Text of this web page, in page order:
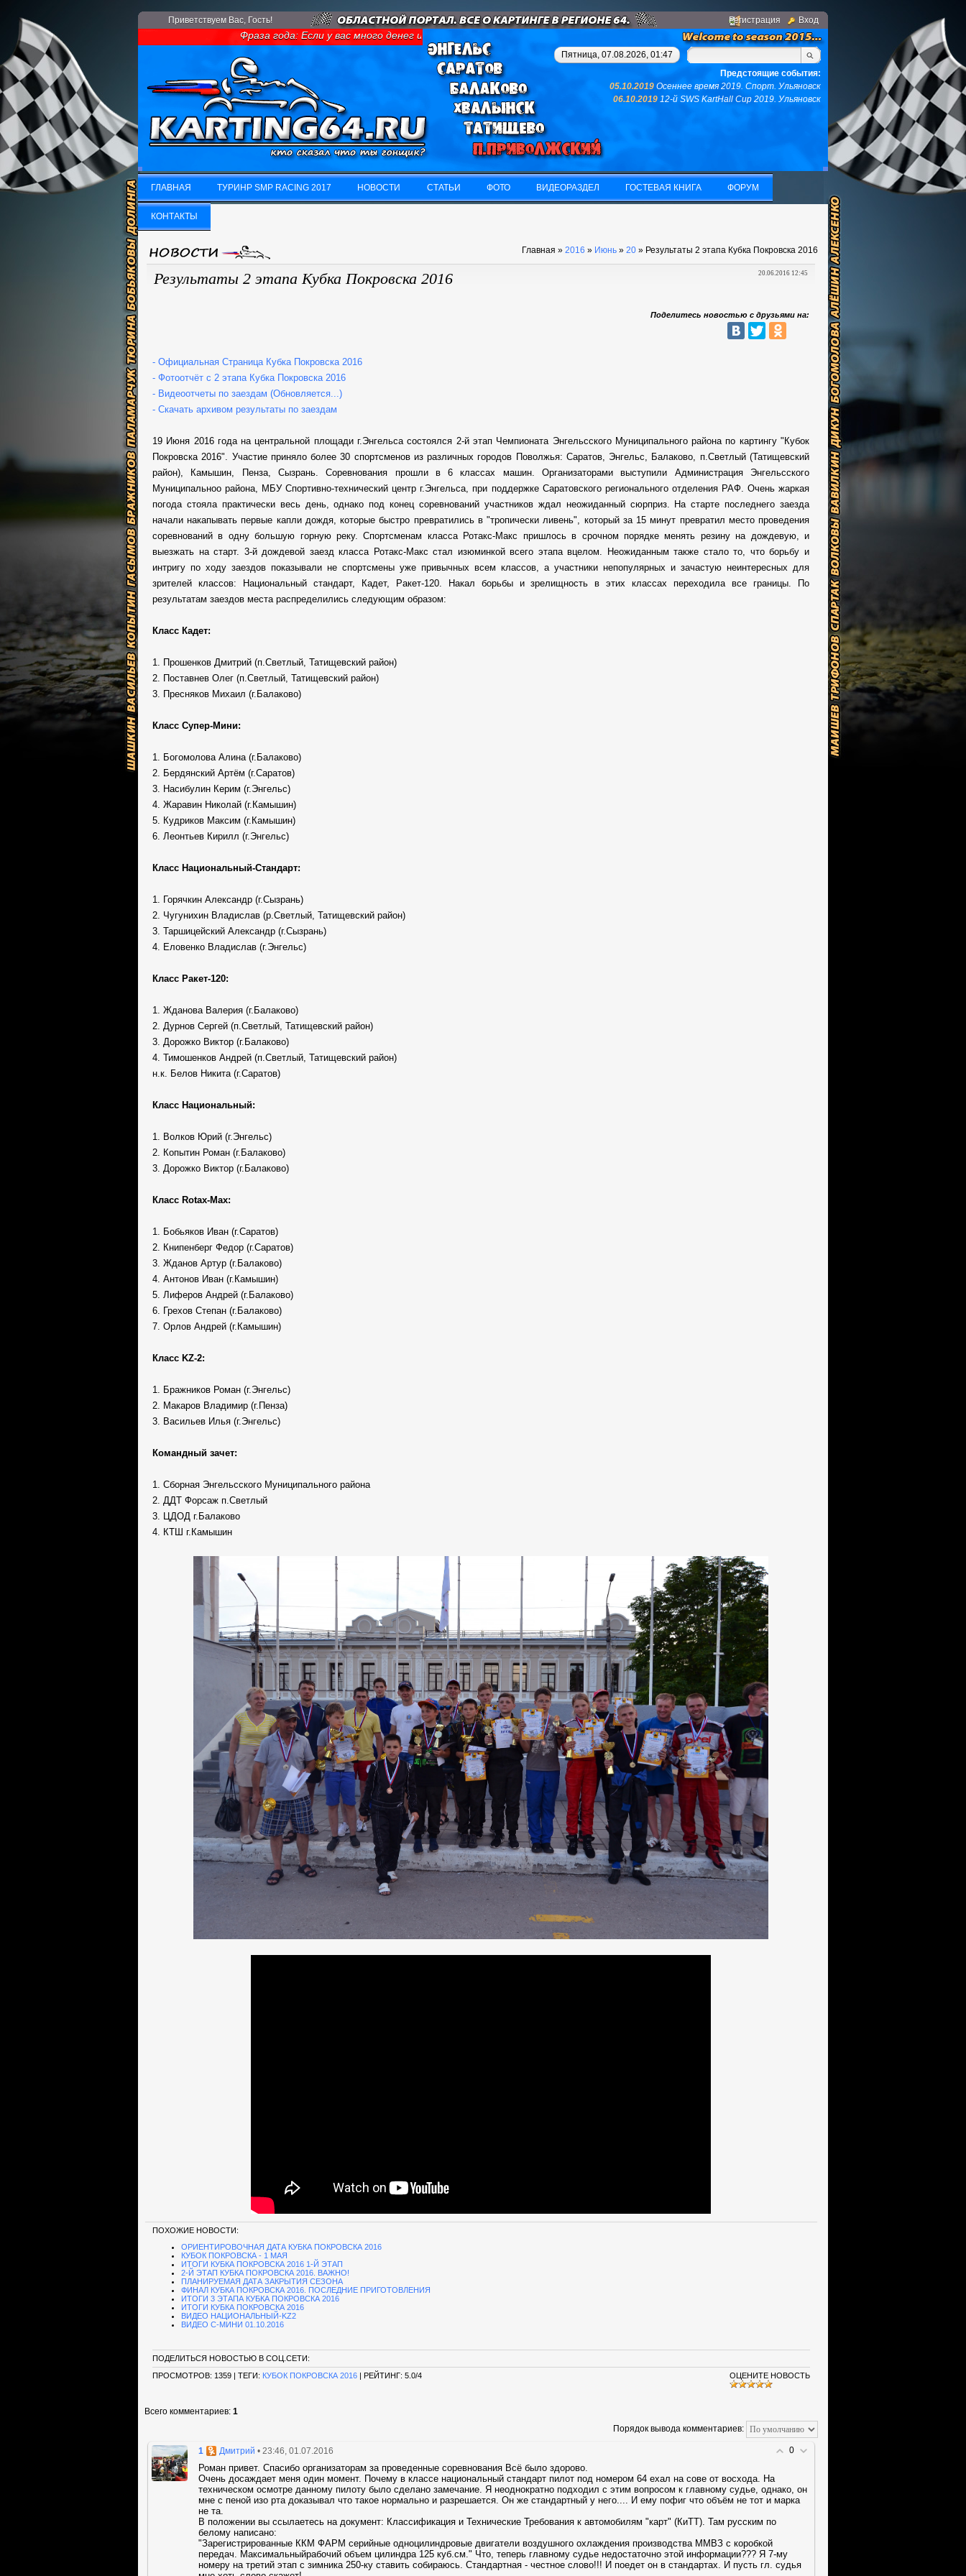
Приветствуем Вас, Гость! Регистрация Вход
Фраза года: Если у вас много денег и свободного времени - займитесь картингом, у вас не останется ни того ни другого...(с)интернет. Фраза
Пятница, 07.08.2026, 01:47
Предстоящие события:
05.10.2019 Осеннее время 2019. Спорт. Ульяновск
06.10.2019 12-й SWS KartHall Cup 2019. Ульяновск
ГЛАВНАЯ
ГЛАВНАЯ
ТУРИНР SMP RACING 2017 НОВОСТИ СТАТЬИ ФОТО ВИДЕОРАЗДЕЛ ГОСТЕВАЯ КНИГА ФОРУМ
КОНТАКТЫ
Главная » 2016 » Июнь » 20 » Результаты 2 этапа Кубка Покровска 2016
20.06.2016 12:45
Результаты 2 этапа Кубка Покровска 2016
Поделитесь новостью с друзьями на:
- Официальная Страница Кубка Покровска 2016
- Фотоотчёт с 2 этапа Кубка Покровска 2016
- Видеоотчеты по заездам (Обновляется...)
- Скачать архивом результаты по заездам
19 Июня 2016 года на центральной площади г.Энгельса состоялся 2-й этап Чемпионата Энгельсского Муниципального района по картингу "Кубок
Покровска 2016". Участие приняло более 30 спортсменов из различных городов Поволжья: Саратов, Энгельс, Балаково, п.Светлый (Татищевский
район), Камышин, Пенза, Сызрань. Соревнования прошли в 6 классах машин. Организаторами выступили Администрация Энгельсского
Муниципальноо района, МБУ Спортивно-технический центр г.Энгельса, при поддержке Саратовского регионального отделения РАФ. Очень жаркая
погода стояла практически весь день, однако под конец соревнований участников ждал неожиданный сюрприз. На старте последнего заезда
начали накапывать первые капли дождя, которые быстро превратились в "тропически ливень", который за 15 минут превратил место проведения
соревнований в одну большую горную реку. Спортсменам класса Ротакс-Макс пришлось в срочном порядке менять резину на дождевую, и
выезжать на старт. 3-й дождевой заезд класса Ротакс-Макс стал изюминкой всего этапа вцелом. Неожиданным также стало то, что борьбу и
интригу по ходу заездов показывали не спортсмены уже привычных всем классов, а участники непопулярных и зачастую неинтересных для
зрителей классов: Национальный стандарт, Кадет, Ракет-120. Накал борьбы и зрелищность в этих классах переходила все границы. По
результатам заездов места распределились следующим образом:
Класс Кадет:
1. Прошенков Дмитрий (п.Светлый, Татищевский район)
2. Поставнев Олег (п.Светлый, Татищевский район)
3. Пресняков Михаил (г.Балаково)
Класс Супер-Мини:
1. Богомолова Алина (г.Балаково)
2. Бердянский Артём (г.Саратов)
3. Насибулин Керим (г.Энгельс)
4. Жаравин Николай (г.Камышин)
5. Кудриков Максим (г.Камышин)
6. Леонтьев Кирилл (г.Энгельс)
Класс Национальный-Стандарт:
1. Горячкин Александр (г.Сызрань)
2. Чугунихин Владислав (р.Светлый, Татищевский район)
3. Таршицейский Александр (г.Сызрань)
4. Еловенко Владислав (г.Энгельс)
Класс Ракет-120:
1. Жданова Валерия (г.Балаково)
2. Дурнов Сергей (п.Светлый, Татищевский район)
3. Дорожко Виктор (г.Балаково)
4. Тимошенков Андрей (п.Светлый, Татищевский район)
н.к. Белов Никита (г.Саратов)
Класс Национальный:
1. Волков Юрий (г.Энгельс)
2. Копытин Роман (г.Балаково)
3. Дорожко Виктор (г.Балаково)
Класс Rotax-Max:
1. Бобьяков Иван (г.Саратов)
2. Книпенберг Федор (г.Саратов)
3. Жданов Артур (г.Балаково)
4. Антонов Иван (г.Камышин)
5. Лиферов Андрей (г.Балаково)
6. Грехов Степан (г.Балаково)
7. Орлов Андрей (г.Камышин)
Класс KZ-2:
1. Бражников Роман (г.Энгельс)
2. Макаров Владимир (г.Пенза)
3. Васильев Илья (г.Энгельс)
Командный зачет:
1. Сборная Энгельсского Муниципального района
2. ДДТ Форсаж п.Светлый
3. ЦДОД г.Балаково
4. КТШ г.Камышин
ПОХОЖИЕ НОВОСТИ:
ОРИЕНТИРОВОЧНАЯ ДАТА КУБКА ПОКРОВСКА 2016
КУБОК ПОКРОВСКА - 1 МАЯ
ИТОГИ КУБКА ПОКРОВСКА 2016 1-Й ЭТАП
2-Й ЭТАП КУБКА ПОКРОВСКА 2016. ВАЖНО!
ПЛАНИРУЕМАЯ ДАТА ЗАКРЫТИЯ СЕЗОНА
ФИНАЛ КУБКА ПОКРОВСКА 2016. ПОСЛЕДНИЕ ПРИГОТОВЛЕНИЯ
ИТОГИ 3 ЭТАПА КУБКА ПОКРОВСКА 2016
ИТОГИ КУБКА ПОКРОВСКА 2016
ВИДЕО НАЦИОНАЛЬНЫЙ-KZ2
ВИДЕО С-МИНИ 01.10.2016
ПОДЕЛИТЬСЯ НОВОСТЬЮ В СОЦ.СЕТИ:
ОЦЕНИТЕ НОВОСТЬ
ПРОСМОТРОВ: 1359 | ТЕГИ: КУБОК ПОКРОВСКА 2016 | РЕЙТИНГ: 5.0/4
Всего комментариев: 1
Порядок вывода комментариев:
0
1 Дмитрий • 23:46, 01.07.2016
Роман привет. Спасибо организаторам за проведенные соревнования Всё было здорово.
Очень досаждает меня один момент. Почему в классе национальный стандарт пилот под номером 64 ехал на сове от восхода. На
техническом осмотре данному пилоту было сделано замечание. Я неоднократно подходил с этим вопросом к главному судье, однако, он
мне с пеной изо рта доказывал что такое нормально и разрешается. Он же стандартный у него.... И ему пофиг что объём не тот и марка
не та.
В положении вы ссылаетесь на документ: Классификация и Технические Требования к автомобилям "карт" (КиТТ). Там русским по
белому написано:
"Зарегистрированные ККМ ФАРМ серийны е одноцилиндровые двигатели воздушного охлаждения производства ММВЗ с коробкой
передач. Максимальныйрабочий объем цилиндра 125 куб.см." Что, теперь главному судье недостаточно этой информации??? Я 7-му
номеру на третий этап с зимника 250-ку ставить собираюсь. Стандартная - честное слово!!! И поедет он в стандартах. И пусть гл. судья